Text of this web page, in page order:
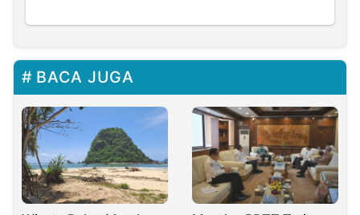
BACA JUGA